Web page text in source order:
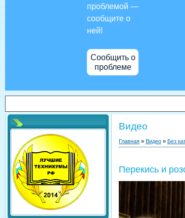
проблемой —
сообщите о
ней!
Сообщить о
проблеме
Видео
Главная » Видео » Без
Перекись и